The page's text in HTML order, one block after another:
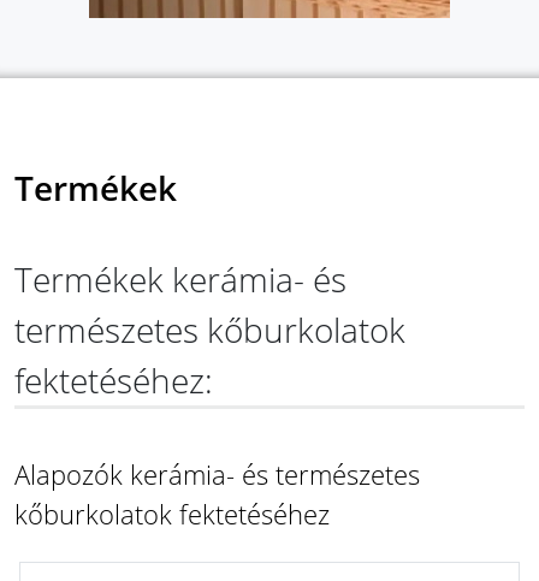
Termékek
Termékek kerámia- és
természetes kőburkolatok
fektetéséhez:
Alapozók kerámia- és természetes
kőburkolatok fektetéséhez